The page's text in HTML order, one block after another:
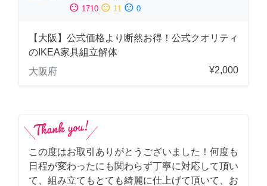
sentiment_satisfied 1710 sentiment_neutral 11 sentiment_dissatisfied 0
【大阪】公式価格より断然お得！公式クオリティ
のIKEA家具組立解体
大阪府
¥2,000
この度はお取引ありがとうございました！何度も
日程が変わったにも関わらず丁寧に対応して頂い
て、組み立てもとても綺麗に仕上げて頂いて、お